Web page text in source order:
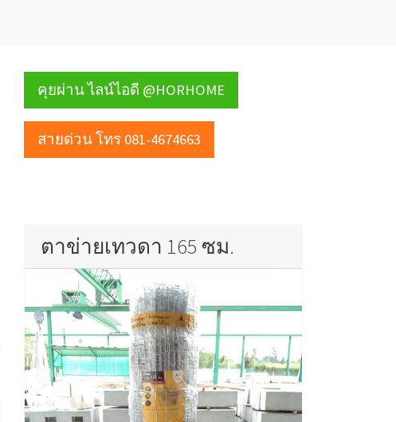
คุยผ่าน ไลน์ไอดี @HORHOME
สายด่วน โทร 081-4674663
ตาข่ายเทวดา 165 ซม.